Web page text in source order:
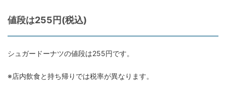
値段は255円(税込)
シュガードーナツの値段は255円です。
※店内飲食と持ち帰りでは税率が異なります。